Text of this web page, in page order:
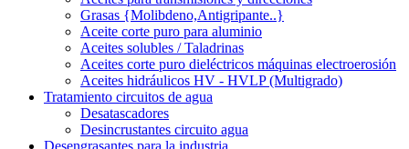
Grasas {Molibdeno,Antigripante..}
Aceite corte puro para aluminio
Aceites solubles / Taladrinas
Aceites corte puro dieléctricos máquinas electroerosión
Aceites hidráulicos HV - HVLP (Multigrado)
Tratamiento circuitos de agua
Desatascadores
Desincrustantes circuito agua
Desengrasantes para la industria